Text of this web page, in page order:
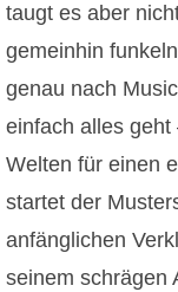
taugt es aber
gemeinhin
genau nach
einfach alles
Welten für einen
startet der
anfänglichen
seinem schrägen